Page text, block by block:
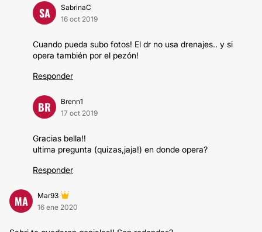
SA
SabrinaC
16 oct 2019
Cuando pueda subo fotos! El dr no usa drenajes.. y si
opera también por el pezón!
Responder
BR
Brenn1
17 oct 2019
Gracias bella!!
ultima pregunta (quizas,jaja!) en donde opera?
Responder
MA
Mar93
16 ene 2020